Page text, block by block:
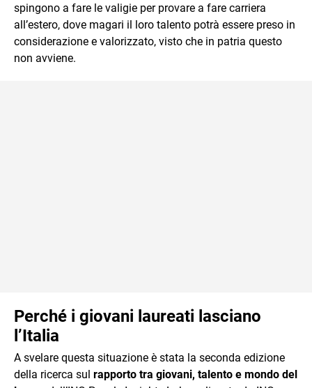
spingono a fare le valigie per provare a fare carriera
all’estero, dove magari il loro talento potrà essere preso in
considerazione e valorizzato, visto che in patria questo
non avviene.
Perché i giovani laureati lasciano
l’Italia
A svelare questa situazione è stata la seconda edizione
della ricerca sul rapporto tra giovani, talento e mondo del